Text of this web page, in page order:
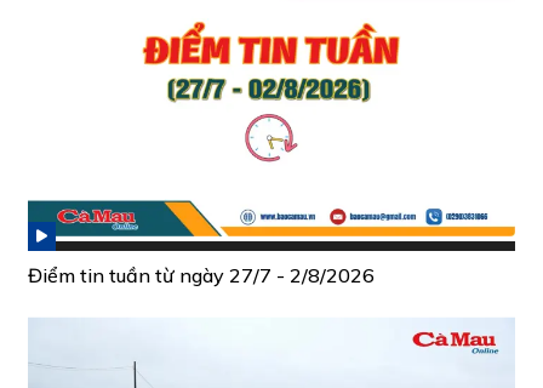
Điểm tin tuần từ ngày 27/7 - 2/8/2026